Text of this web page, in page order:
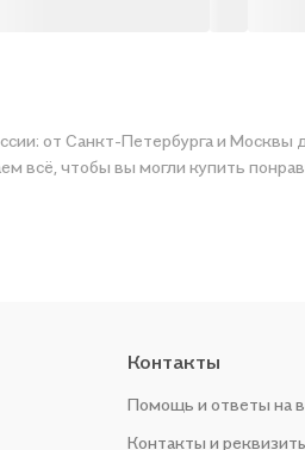
вы могли купить понравившуюся
Контакты
Помощь и ответы на
Контакты и